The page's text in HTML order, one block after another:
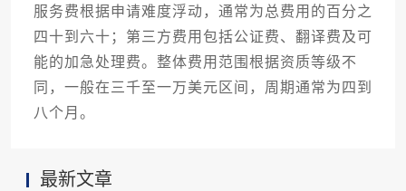
服务费根据申请难度浮动，通常为总费用的百分之
四十到六十；第三方费用包括公证费、翻译费及可
能的加急处理费。整体费用范围根据资质等级不
同，一般在三千至一万美元区间，周期通常为四到
八个月。
最新文章